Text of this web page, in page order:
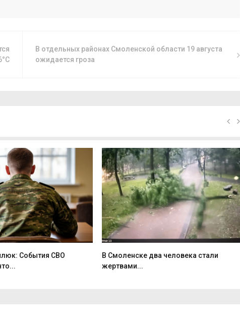
В отдельных районах Смоленской области 19 августа
ожидается гроза
События СВО
В Смоленске два человека стали
жертвами...